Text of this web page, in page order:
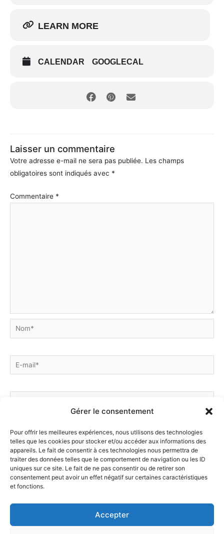
Gérer le consentement
Pour offrir les meilleures expériences, nous utilisons des technologies
telles que les cookies pour stocker et/ou accéder aux informations des
appareils. Le fait de consentir à ces technologies nous permettra de
traiter des données telles que le comportement de navigation ou les ID
uniques sur ce site. Le fait de ne pas consentir ou de retirer son
consentement peut avoir un effet négatif sur certaines caractéristiques
et fonctions.
Accepter
LEARN MORE
CALENDAR GOOGLECAL
Laisser un commentaire
Votre adresse e-mail ne sera pas publiée. Les champs
obligatoires sont indiqués avec *
Commentaire *
Nom*
E-
mail*
Site
Enregistrer mon nom, mon e-mail et mon site dans le
navigateur pour mon prochain commentaire.